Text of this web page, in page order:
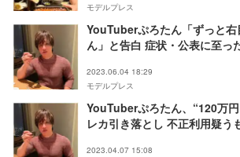
モデルプレス
YouTuberぷろたん「ずっと
ん」と告白 症状・公表に至っ
2023.06.04 18:29
モデルプレス
YouTuberぷろたん、“120万
レカ引き落とし 不正利用疑う
2023.04.07 15:08